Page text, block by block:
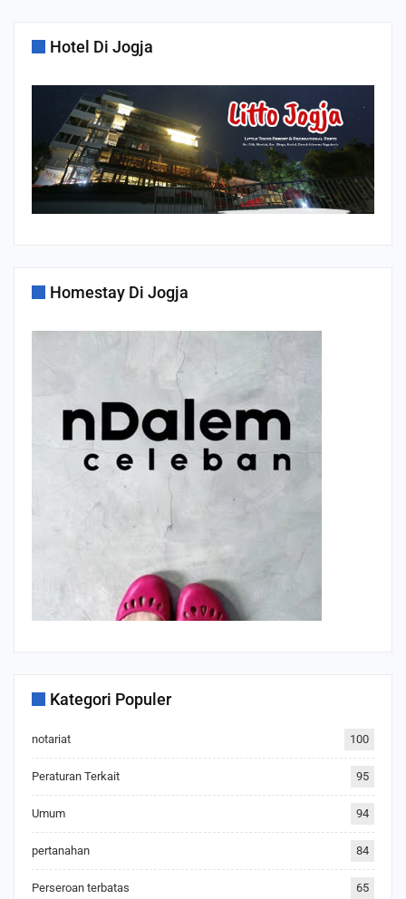
Hotel Di Jogja
Homestay Di Jogja
Kategori Populer
notariat 100
Peraturan Terkait 95
Umum 94
pertanahan 84
Perseroan terbatas 65